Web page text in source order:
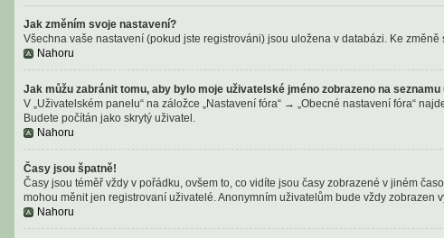
Jak změním svoje nastavení?
Všechna vaše nastavení (pokud jste registrováni) jsou uložena v databázi. Ke
Nahoru
Jak můžu zabránit tomu, aby bylo moje uživatelské jméno zobrazeno na
V „Uživatelském panelu“ na záložce „Nastavení fóra“ → „Obecné nastavení fóra“
Budete počítán jako skrytý uživatel.
Nahoru
Časy jsou špatně!
Časy jsou téměř vždy v pořádku, ovšem to, co vidíte jsou časy zobrazené v jiném
mohou měnit jen registrovaní uživatelé. Anonymním uživatelům bude vždy zobrazen
Nahoru